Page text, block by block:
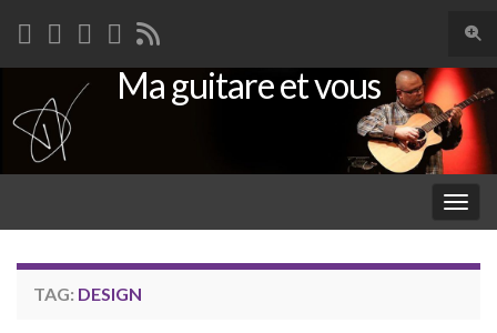
Search for:
Ma guitare et vous
TAG: DESIGN